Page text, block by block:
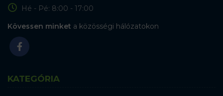
Hé - Pé: 8:00 - 17:00
Kövessen minket a közösségi hálózatokon
KATEGÓRIA